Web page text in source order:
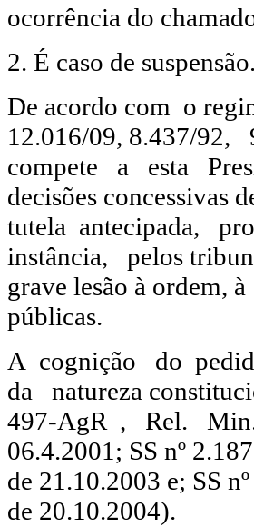
ocorrência do
2. É caso de suspensão.
De acordo com o
12.016/09, 8.437/
compete a esta
decisões concessivas
tutela antecipada,
instância, pelos
grave lesão à ordem,
públicas.
A cognição do
da natureza
497-AgR , Rel. Min.
06.4.2001; SS nº
de 21.10.2003 e; SS
de 20.10.2004).